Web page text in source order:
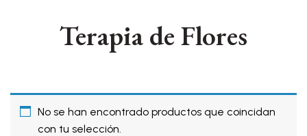
Terapia de Flores
No se han encontrado productos que coincidan
con tu selección.